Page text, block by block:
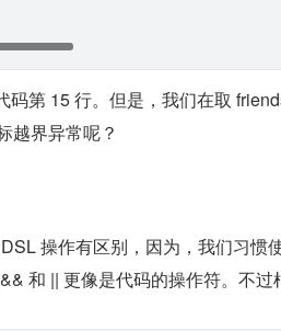
第 15 行。但是，我们在取
越界异常呢？
操作有区别，因为，我们习惯
和 || 更像是代码的操作符。不过